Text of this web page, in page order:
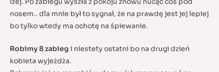
nosem.. dla mnie był to sygnał, że na prawdę jest jej lepiej
bo tylko wtedy ma ochotę na śpiewanie.
Robimy 8 zabieg i niestety ostatni bo na drugi dzień
kobieta wyjeżdża.